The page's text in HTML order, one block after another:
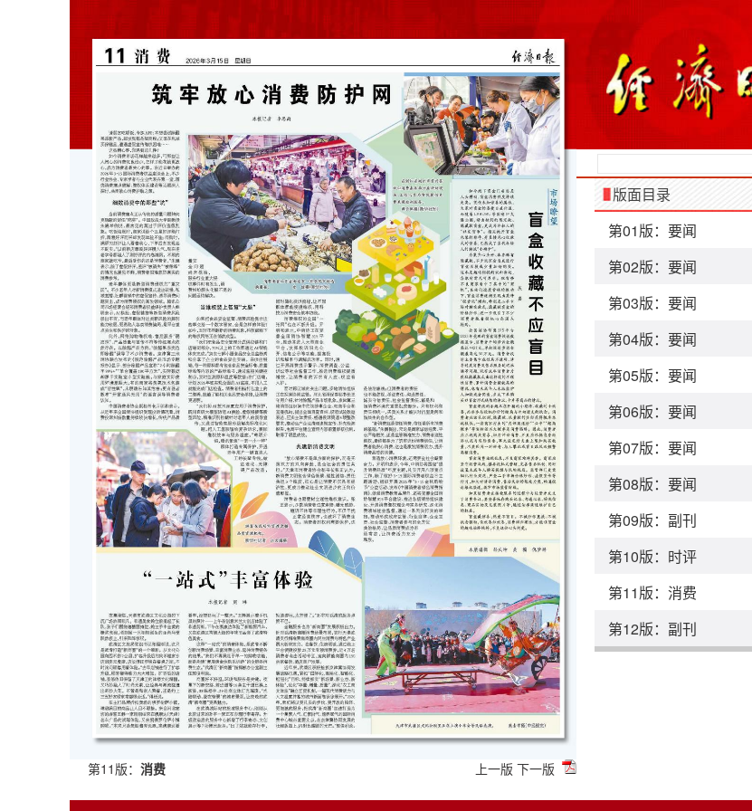
第11版： 消费 上一版 下一版
版面目录
第01版：要闻
第02版：要闻
第03版：要闻
第04版：要闻
第05版：要闻
第06版：要闻
第07版：要闻
第08版：要闻
第09版：副刊
第10版：时评
第11版：消费
第12版：副刊